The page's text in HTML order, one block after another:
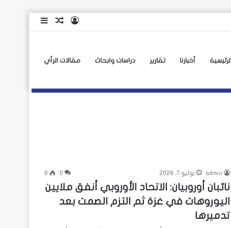
إضافةمقالتسجيل
الرئيسية أخبارنا تقارير دراسات وابحاث مقالات الرأي
admin يوليو 7, 2026 0
6
نائبان أوروبيان: الاتحاد الأوروبي أنفق ملايين
اليوروهات في غزة ثم التزم الصمت بعد
تدميرها